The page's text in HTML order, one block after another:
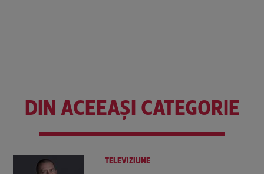
DIN ACEEAȘI CATEGORIE
TELEVIZIUNE